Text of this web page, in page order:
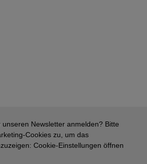
Newsletter anmelden? Bitte
Cookies zu, um das
Cookie-Einstellungen öffnen